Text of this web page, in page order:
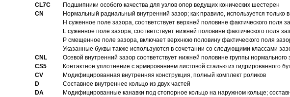
CL7C
Подшипники особого качества для узлов опор ведущих конических шестерен
CN
Hормальный радиальный внутренний зазор; как правило, используется
H суженное поле зазора, соответствует верхней половине фактического поля
L суженное поле зазора, соответствует нижней половине фактического поля
P смещенное поле зазора, включает верхнюю половину фактического поля
Указанные буквы также используются в сочетании со следующими классами
CNL
Осевой внутренний зазор соответствует нижней половине группы нормального
CS5
Контактное уплотнение с армированием листовой сталью из гидрированного
CV
Модифицированная внутренняя конструкция, полный комплект роликов
D
Составное внутреннее кольцо из двух частей
DA
Модифицированные канавки под стопорное кольцо на наружном кольце;